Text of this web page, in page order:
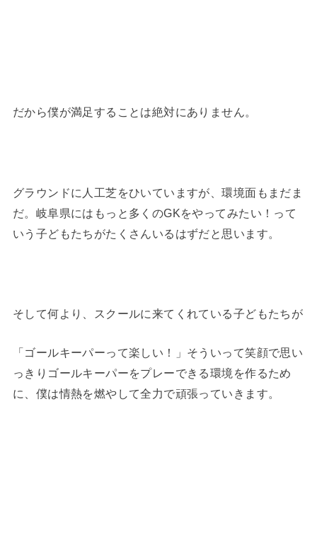
だから僕が満足することは絶対にありません。
グラウンドに人工芝をひいていますが、環境面もまだま
だ。岐阜県にはもっと多くのGKをやってみたい！って
いう子どもたちがたくさんいるはずだと思います。
そして何より、スクールに来てくれている子どもたちが
「ゴールキーパーって楽しい！」そういって笑顔で思い
っきりゴールキーパーをプレーできる環境を作るため
に、僕は情熱を燃やして全力で頑張っていきます。